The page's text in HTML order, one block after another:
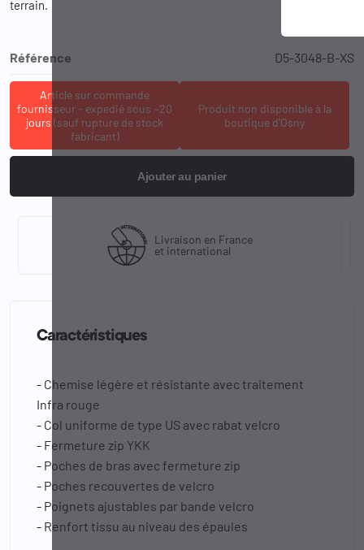
terrain.
Référence D5-3048-B-XS
Article sur commande
fournisseur - expedié sous ~20
jours (sauf rupture de stock
fabricant)
Produit non disponible à la
boutique d'Osny
Ajouter au panier
Livraison en France
et international
Caractéristiques
- Chemise légère et résistante avec traitement
Infra rouge
- Col uniforme de type US avec rabat velcro
- Fermeture zip YKK
- Poches de bras avec fermeture zip
- Poches recouvertes de velcro
- Poignets ajustables par bande velcro
- Renfort tissu au niveau des épaules